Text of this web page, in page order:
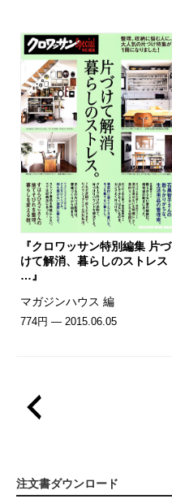
『クロワッサン特別編集 片づ
けて解消、暮らしのストレス
…』
マガジンハウス 編
774円 — 2015.06.05
注文書ダウンロード